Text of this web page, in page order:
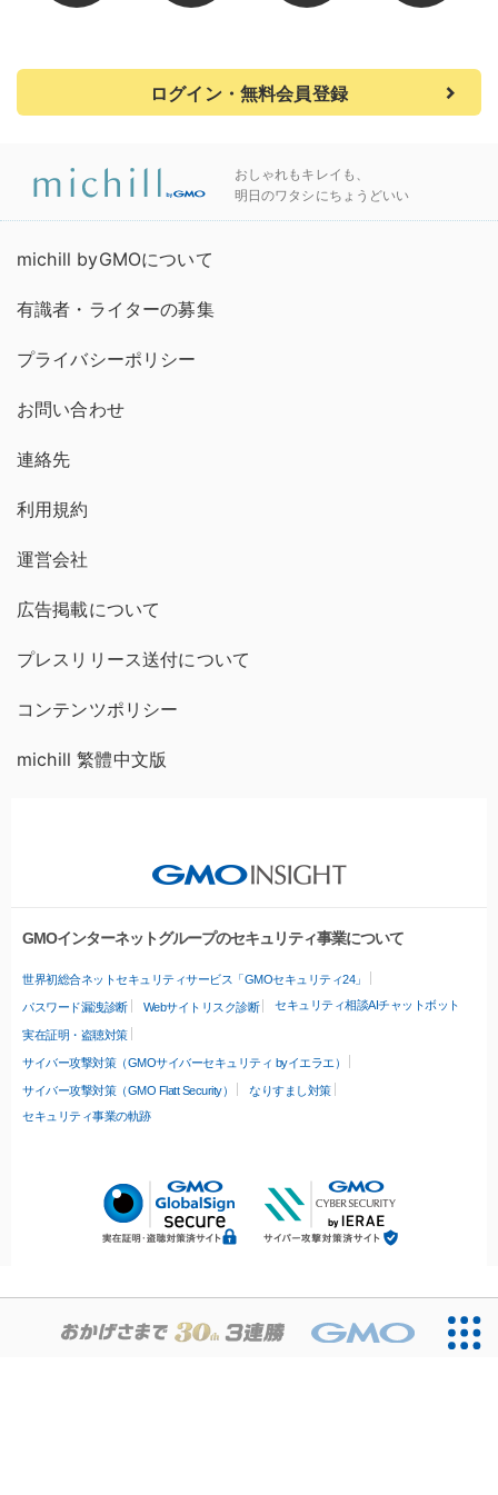
ログイン・無料会員登録
おしゃれもキレイも、
明日のワタシにちょうどいい
michill byGMOについて
有識者・ライターの募集
プライバシーポリシー
お問い合わせ
連絡先
利用規約
運営会社
広告掲載について
プレスリリース送付について
コンテンツポリシー
michill 繁體中文版
GMOインターネットグループのセキュリティ事業について
世界初総合ネットセキュリティサービス「GMOセキュリティ24」
パスワード漏洩診断 Webサイトリスク診断 セキュリティ相談AIチャットボット
実在証明・盗聴対策
サイバー攻撃対策（GMOサイバーセキュリティ byイエラエ）
サイバー攻撃対策（GMO Flatt Security）
なりすまし対策
セキュリティ事業の軌跡